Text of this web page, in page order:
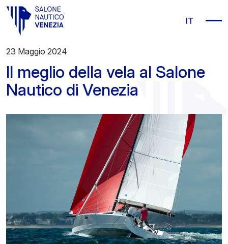
Vai al contenuto principale
IT
23 Maggio 2024
Il meglio della vela al Salone
Nautico di Venezia